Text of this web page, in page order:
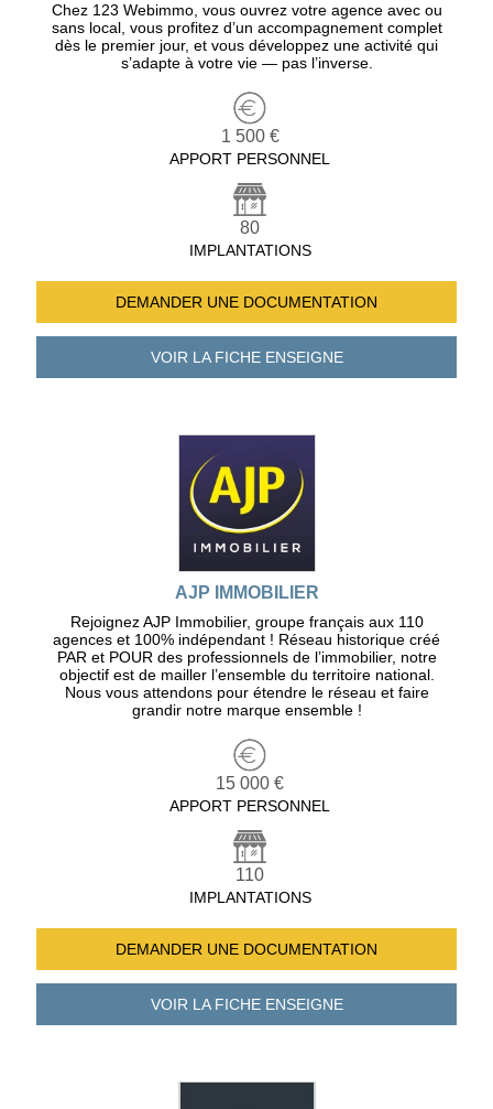
Chez 123 Webimmo, vous ouvrez votre agence avec ou
sans local, vous profitez d’un accompagnement complet
dès le premier jour, et vous développez une activité qui
s’adapte à votre vie — pas l’inverse.
1 500 €
APPORT PERSONNEL
80
IMPLANTATIONS
DEMANDER UNE DOCUMENTATION
VOIR LA FICHEENSEIGNE
AJP IMMOBILIER
Rejoignez AJP Immobilier, groupe français aux 110
agences et 100% indépendant ! Réseau historique créé
PAR et POUR des professionnels de l’immobilier, notre
objectif est de mailler l’ensemble du territoire national.
Nous vous attendons pour étendre le réseau et faire
grandir notre marque ensemble !
15 000 €
APPORT PERSONNEL
110
IMPLANTATIONS
DEMANDER UNE DOCUMENTATION
VOIR LA FICHEENSEIGNE